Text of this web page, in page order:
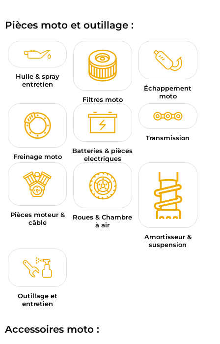
BONS PLANS ET PROMO
CARTES CADEAUX
FR | EUR € — MODIFIER
MARQUES
CONSEILS
NOUS CONTACTER
Pièces moto et outillage :
Huile & spray
entretien
Filtres moto
Échappement
moto
Freinage moto
Batteries & pièces
electriques
Transmission
Pièces moteur &
câble
Roues & Chambre
à air
Amortisseur &
suspension
Outillage et
entretien
Accessoires moto :